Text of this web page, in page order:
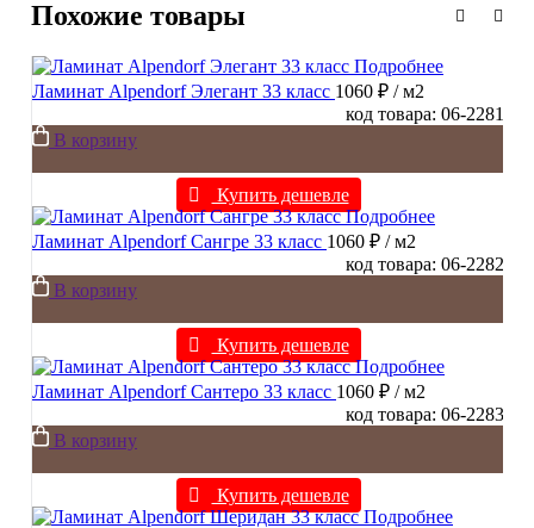
Похожие товары
Подробнее
Ламинат Alpendorf Элегант 33 класс 1060 ₽ / м2
код товара: 06-2281
В корзину
Купить дешевле
Подробнее
Ламинат Alpendorf Сангре 33 класс 1060 ₽ / м2
код товара: 06-2282
В корзину
Купить дешевле
Подробнее
Ламинат Alpendorf Сантеро 33 класс 1060 ₽ / м2
код товара: 06-2283
В корзину
Купить дешевле
Подробнее